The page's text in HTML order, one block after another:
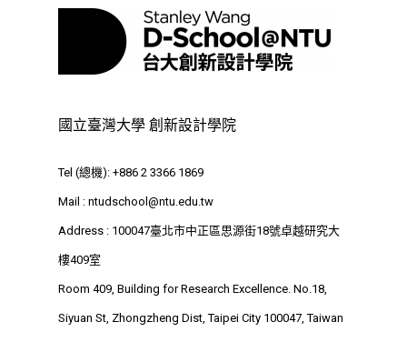
國立臺灣大學 創新設計學院
Tel (總機): +886 2 3366 1869
Mail : ntudschool@ntu.edu.tw
Address : 100047臺北市中正區思源街18號卓越研究大
樓409室
Room 409, Building for Research Excellence. No.18,
Siyuan St, Zhongzheng Dist, Taipei City 100047, Taiwan
相關法規
團隊成員
業務單位
創新教育中心
創新領域學士學位學程
相關計畫
跟著董總實習
相關表單